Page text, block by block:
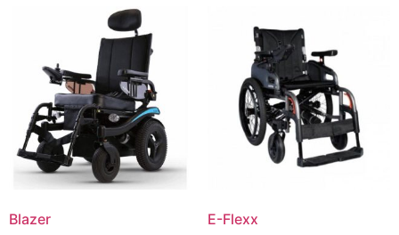
Blazer E-Flexx